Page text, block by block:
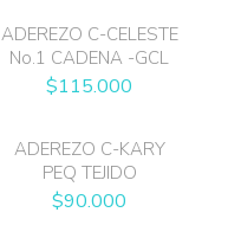
ADEREZO C-CELESTE
No.1 CADENA -GCL
$115.000
ADEREZO C-KARY
PEQ TEJIDO
$90.000